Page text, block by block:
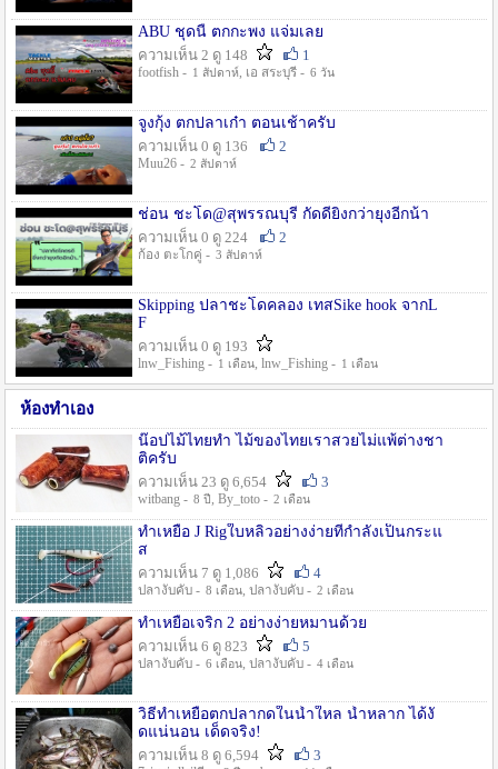
ABU ชุดนี้ ตกกะพง แจ่มเลย
ความเห็น 2 ดู 148
1
footfish - 1 สัปดาห์, เอ สระบุรี - 6 วัน
จูงกุ้ง ตกปลาเก๋า ตอนเช้าครับ
ความเห็น 0 ดู 136
2
Muu26 - 2 สัปดาห์
ช่อน ชะโด@สุพรรณบุรี กัดดียิ่งกว่ายุงอีกน้า
ความเห็น 0 ดู 224
2
ก้อง ตะโกคู่ - 3 สัปดาห์
Skipping ปลาชะโดคลอง เทสSike hook จากL
F
ความเห็น 0 ดู 193
lnw_Fishing - 1 เดือน, lnw_Fishing - 1 เดือน
ห้องทำเอง
น๊อปไม้ไทยทำ ไม้ของไทยเราสวยไม่แพ้ต่างชา
ติครับ
ความเห็น 23 ดู 6,654
3
witbang - 8 ปี , By_toto - 2 เดือน
ทำเหยื่อ J Rigใบหลิวอย่างง่ายที่กำลังเป็นกระแ
ส
ความเห็น 7 ดู 1,086
4
ปลางับคับ - 8 เดือน, ปลางับคับ - 2 เดือน
ทำเหยื่อเจริก 2 อย่างง่ายหมานด้วย
ความเห็น 6 ดู 823
5
ปลางับคับ - 6 เดือน, ปลางับคับ - 4 เดือน
วิธีทำเหยื่อตกปลากดในน้ำใหล น้ำหลาก ได้งั
ดแน่นอน เด็ดจริง!
ความเห็น 8 ดู 6,594
3